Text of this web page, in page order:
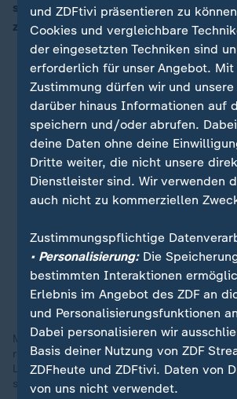
stellt sie klar, der Staat könne "nicht
zuschütten".
Man müsse sich bemühen, dass Leute ins
reingehen, so die Bauministerin bei Lanz.
Land, die anpacken, nicht nur diejenigen
sitzen.
und ZDFtivi präsentieren zu
Cookies und vergleichbare
der eingesetzten Techniken sind
erforderlich für unser Angebot. Mit
Zustimmung dürfen wir und
darüber hinaus Informationen auf
speichern und/oder abrufen.
deine Daten ohne deine
Dritte weiter, die nicht unsere
Dienstleister sind. Wir verwenden
auch nicht zu kommerziellen
Zustimmungspflichtige
• Personalisierung:Die
bestimmten Interaktionen
Erlebnis im Angebot des ZDF an
und Personalisierungsfunktionen
Dabei personalisieren wir
Basis deiner Nutzung von ZDF
ZDFheute und ZDFtivi. Daten von
von uns nicht verwendet.